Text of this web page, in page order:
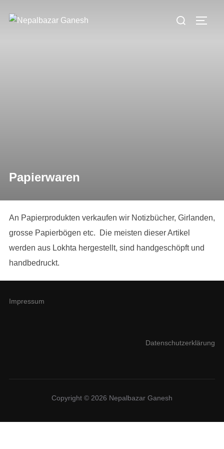
Inhalt
Suchen
Papierwaren
An Papierprodukten verkaufen wir Notizbücher, Girlanden,
grosse Papierbögen etc. Die meisten dieser Artikel
werden aus Lokhta hergestellt, sind handgeschöpft und
handbedruckt.
Impressum
Datenschutzerklärung
Copyright © 2026 Nepalbazar Ganesh